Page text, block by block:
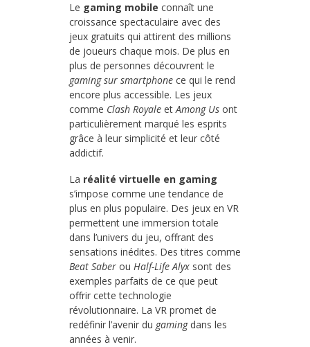
Le gaming mobile connaît une
croissance spectaculaire avec des
jeux gratuits qui attirent des millions
de joueurs chaque mois. De plus en
plus de personnes découvrent le
gaming sur smartphone ce qui le rend
encore plus accessible. Les jeux
comme Clash Royale etAmong Us ont
particulièrement marqué les esprits
grâce à leur simplicité et leur côté
addictif.
La réalité virtuelle en gaming
s’impose comme une tendance de
plus en plus populaire. Des jeux en VR
permettent une immersion totale
dans l’univers du jeu, offrant des
sensations inédites. Des titres comme
Beat Saber ou Half-Life Alyx sont des
exemples parfaits de ce que peut
offrir cette technologie
révolutionnaire. La VR promet de
redéfinir l’avenir du gamingdans les
années à venir.